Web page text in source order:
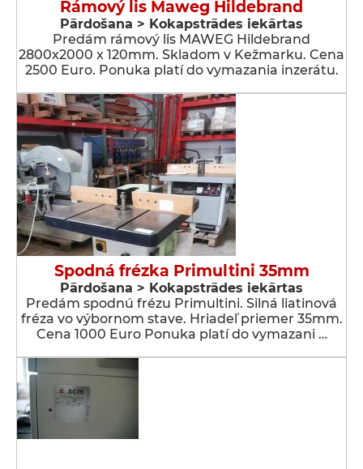
Rámový lis Maweg Hildebrand
Pārdošana > Kokapstrādes iekārtas
Predám rámový lis MAWEG Hildebrand
2800x2000 x 120mm. Skladom v Kežmarku. Cena
2500 Euro. Ponuka platí do vymazania inzerátu.
Spodná frézka Primultini 35mm
Pārdošana > Kokapstrādes iekārtas
Predám spodnú frézu Primultini. Silná liatinová
fréza vo výbornom stave. Hriadeľ priemer 35mm.
Cena 1000 Euro Ponuka platí do vymazani …